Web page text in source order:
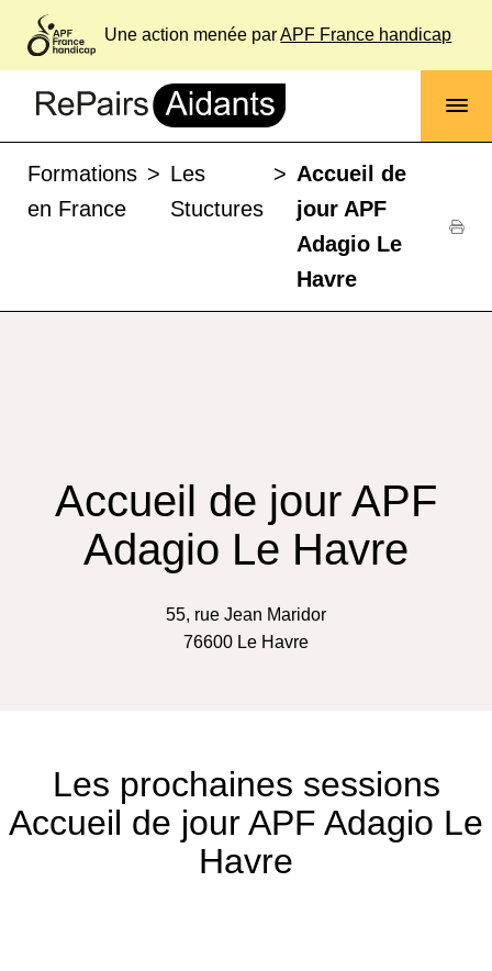
Une action menée parAPF France handicap
Formations
en France
> Les
Stuctures
> Accueil de
jour APF
Adagio Le
Havre
Accueil de jour APF
Adagio Le Havre
55, rue Jean Maridor
76600 Le Havre
Les prochaines sessions
Accueil de jour APF Adagio Le
Havre